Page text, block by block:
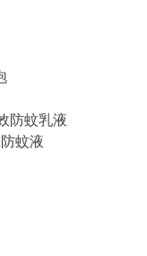
防蚊乳液
蚊液